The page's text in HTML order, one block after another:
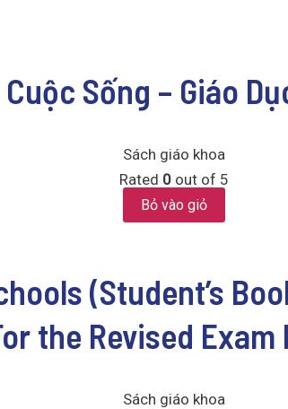
Sống – Giáo
Sách giáo khoa
Rated 0 out of 5
Bỏ vào giỏ
(Student’s
the Revised
Sách giáo khoa